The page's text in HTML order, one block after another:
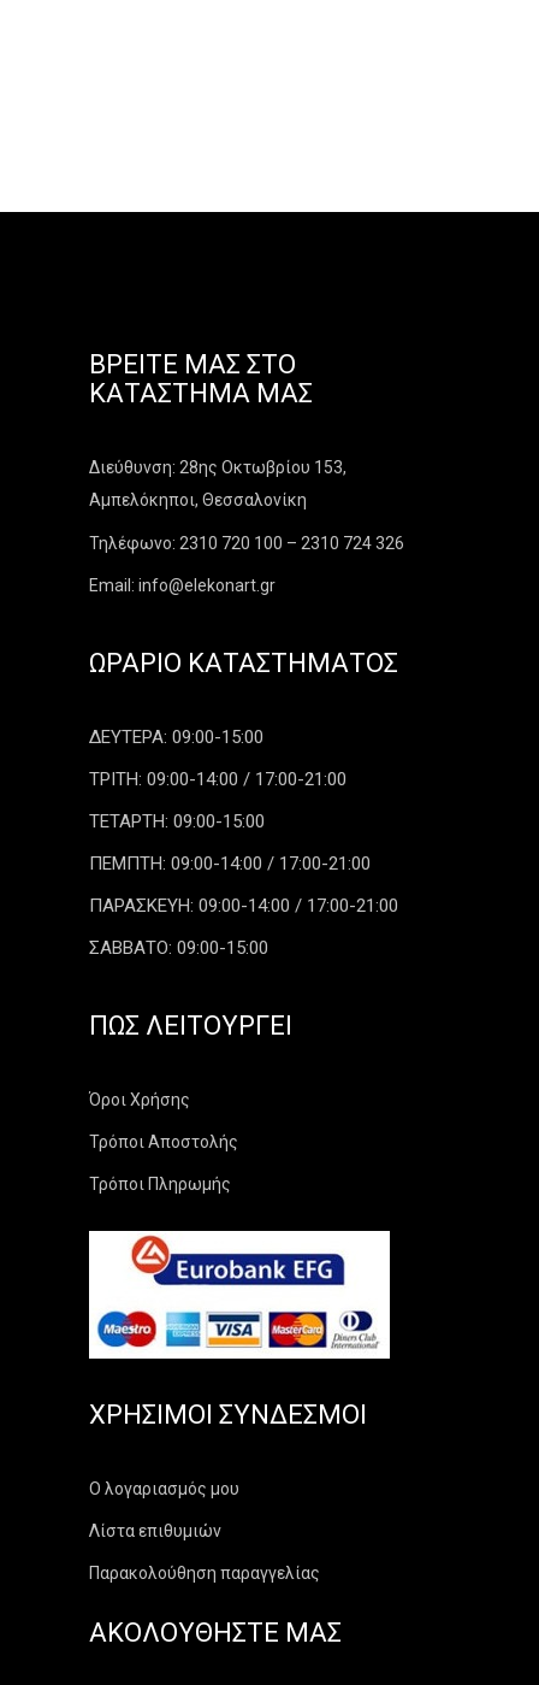
ΒΡΕΊΤΕ ΜΑΣ ΣΤΟ
ΚΑΤΆΣΤΗΜΑ ΜΑΣ
Διεύθυνση: 28ης Οκτωβρίου 153,
Αμπελόκηποι, Θεσσαλονίκη
Τηλέφωνο: 2310 720 100 – 2310 724 326
Email: info@elekonart.gr
ΩΡΆΡΙΟ ΚΑΤΑΣΤΉΜΑΤΟΣ
ΔΕΥΤΕΡΑ: 09:00-15:00
ΤΡΙΤΗ: 09:00-14:00 / 17:00-21:00
ΤΕΤΑΡΤΗ: 09:00-15:00
ΠΕΜΠΤΗ: 09:00-14:00 / 17:00-21:00
ΠΑΡΑΣΚΕΥΗ: 09:00-14:00 / 17:00-21:00
ΣΑΒΒΑΤΟ: 09:00-15:00
ΠΏΣ ΛΕΙΤΟΥΡΓΕΊ
Όροι Χρήσης
Τρόποι Αποστολής
Τρόποι Πληρωμής
ΧΡΉΣΙΜΟΙ ΣΎΝΔΕΣΜΟΙ
Ο λογαριασμός μου
Λίστα επιθυμιών
Παρακολούθηση παραγγελίας
ΑΚΟΛΟΥΘΗΣΤΕ ΜΑΣ